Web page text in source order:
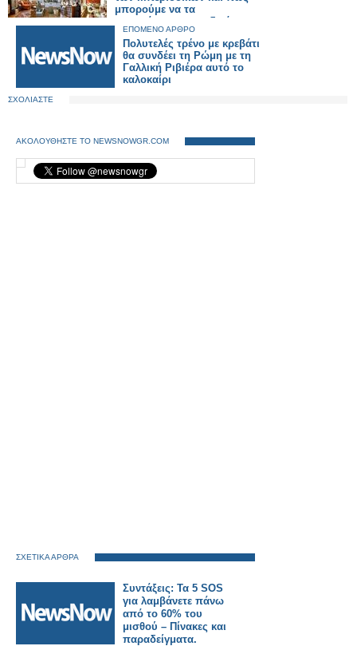
μπορούμε να τα
αντιγράψουμε στο δικό μας
ΕΠΟΜΕΝΟ ΑΡΘΡΟ
Πολυτελές τρένο με κρεβάτι
θα συνδέει τη Ρώμη με τη
Γαλλική Ριβιέρα αυτό το
καλοκαίρι
ΣΧΟΛΙΑΣΤΕ
ΑΚΟΛΟΥΘΗΣΤΕ ΤΟ NEWSNOWGR.COM
ΣΧΕΤΙΚΑ ΑΡΘΡΑ
Συντάξεις: Τα 5 SOS
για λαμβάνετε πάνω
από το 60% του
μισθού – Πίνακες και
παραδείγματα.